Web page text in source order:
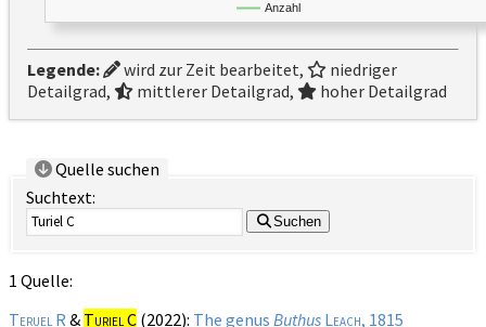
Anzahl
Legende: wird zur Zeit bearbeitet,
niedriger
Detailgrad,
mittlerer Detailgrad, hoher Detailgrad
Quelle suchen
Suchtext:
Suchen
1 Quelle:
Teruel R & Turiel C (2022): The genus Buthus Leach, 1815